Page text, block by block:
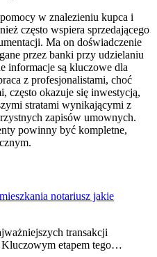
w znalezieniu kupca i
często wspiera sprzedającego
Ma on doświadczenie
przez banki przy udzielaniu
informacje są kluczowe dla
z profesjonalistami, choć
często okazuje się inwestycją,
stratami wynikającymi z
zapisów umownych.
powinny być kompletne,
notariusz jakie
transakcji
etapem tego…